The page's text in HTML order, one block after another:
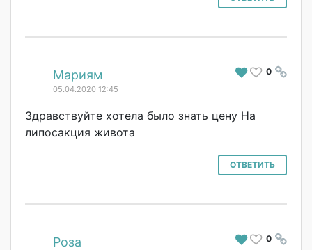
# 0
Мариям
05.04.2020 12:45
Здравствуйте хотела было знать цену На
липосакция живота
ОТВЕТИТЬ
# 0
Роза